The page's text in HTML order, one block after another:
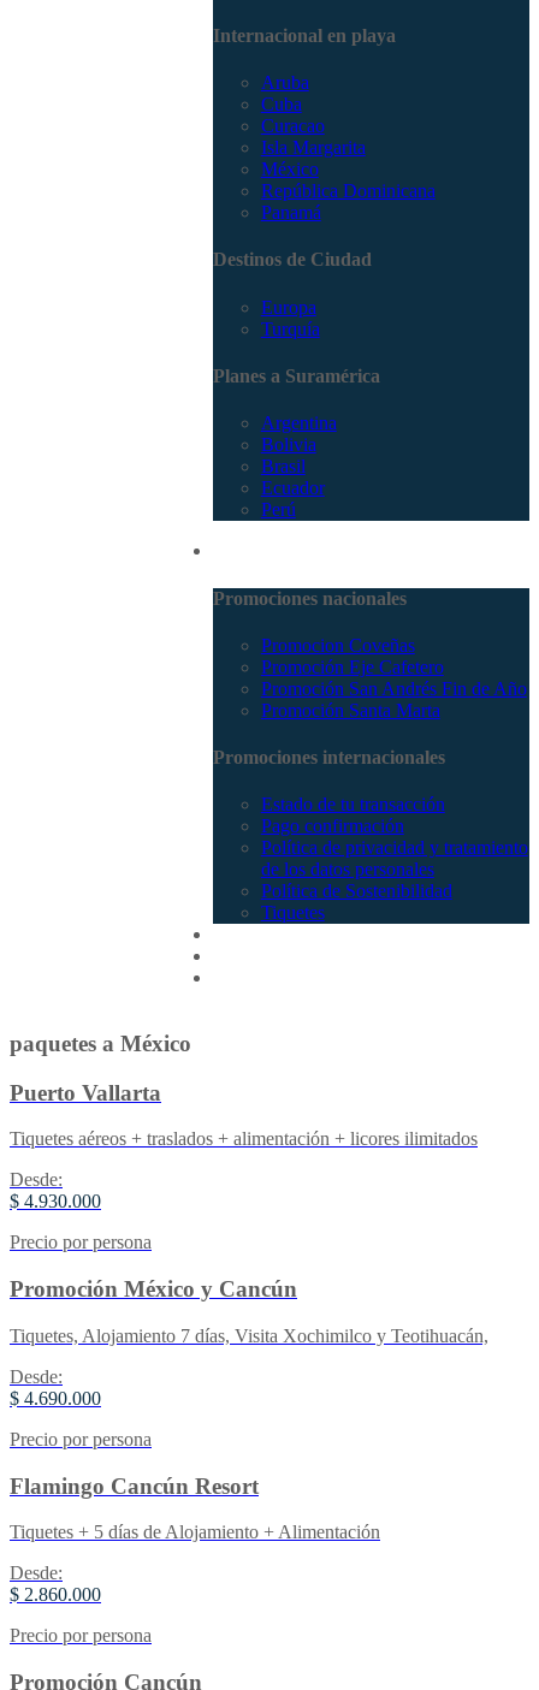
Internacional en playa
Aruba
Cuba
Curacao
Isla Margarita
México
República Dominicana
Panamá
Destinos de Ciudad
Europa
Turquía
Planes a Suramérica
Argentina
Bolivia
Brasil
Ecuador
Perú
Promociones nacionales
Promocion Coveñas
Promoción Eje Cafetero
Promoción San Andrés Fin de Año
Promoción Santa Marta
Promociones internacionales
Estado de tu transacción
Pago confirmación
Política de privacidad y tratamiento
de los datos personales
Política de Sostenibilidad
Tiquetes
paquetes a México
Puerto Vallarta
Tiquetes aéreos + traslados + alimentación + licores ilimitados
Desde:
$ 4.930.000
Precio por persona
Promoción México y Cancún
Tiquetes, Alojamiento 7 días, Visita Xochimilco y Teotihuacán,
Desde:
$ 4.690.000
Precio por persona
Flamingo Cancún Resort
Tiquetes + 5 días de Alojamiento + Alimentación
Desde:
$ 2.860.000
Precio por persona
Promoción Cancún